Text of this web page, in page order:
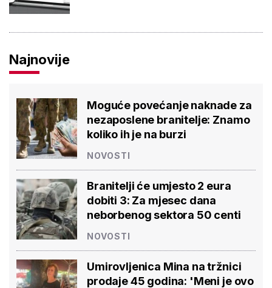
Najnovije
Moguće povećanje naknade za
nezaposlene branitelje: Znamo
koliko ih je na burzi
NOVOSTI
Branitelji će umjesto 2 eura
dobiti 3: Za mjesec dana
neborbenog sektora 50 centi
NOVOSTI
Umirovljenica Mina na tržnici
prodaje 45 godina: 'Meni je ovo